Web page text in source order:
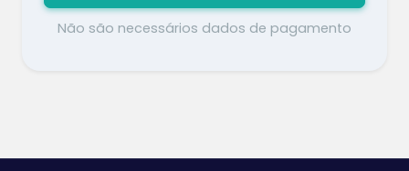
Não são necessários dados de pagamento